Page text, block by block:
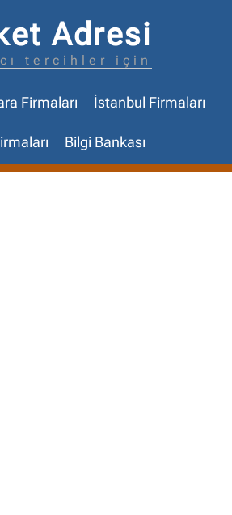
Adresi
tercihler için
Firmaları İstanbul Firmaları
Bilgi Bankası